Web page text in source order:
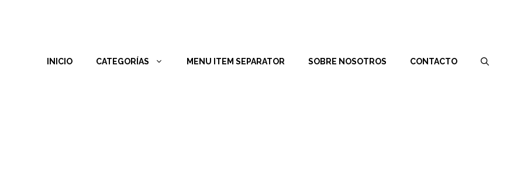
INICIO CATEGORÍAS MENU ITEM SEPARATOR SOBRE NOSOTROS CONTACTO